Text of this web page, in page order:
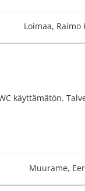
Loimaa, Raimo
käyttämätön.
Muurame,